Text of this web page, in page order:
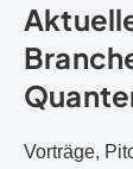
Vorträge,